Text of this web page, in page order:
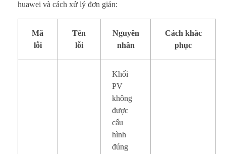
huawei và cách xử lý đơn giản:
Mã
lỗi
Tên
lỗi
Nguyên
nhân
Cách khắc
phục
Khối
PV
không
được
cấu
hình
đúng